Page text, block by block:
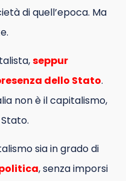
di quell’epoca. Ma
seppur
dello Stato.
non è il capitalismo,
sia in grado di
, senza imporsi